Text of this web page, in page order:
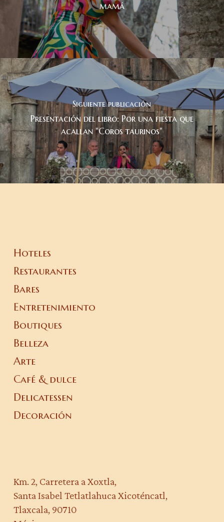
mamá
Siguiente publicación
Presentación del libro: Por una fiesta que
acallan "Coros taurinos"
Hoteles
Restaurantes
Bares
Entretenimiento
Boutiques
Belleza
Arte
Café & dulce
Delicatessen
Decoración
Km. 2, Carretera a Xoxtla,
Santa Isabel Tetlatlahuca Xicoténcatl,
Tlaxcala, 90710